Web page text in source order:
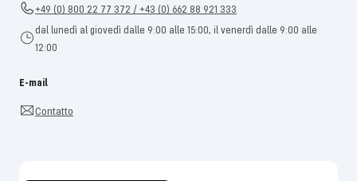
+49 (0) 800 22 77 372 / +43 (0) 662 88 921 333
dal lunedì al giovedì dalle 9:00 alle 15:00, il venerdì dalle 9:00 alle
12:00
E-mail
Contatto